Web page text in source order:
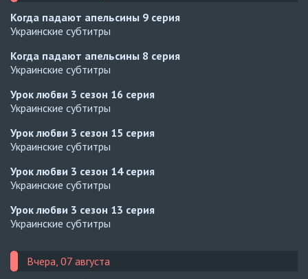
Когда падают апельсины 9 серия
Украинские субтитры
Когда падают апельсины 8 серия
Украинские субтитры
Урок любви 3 сезон 16 серия
Украинские субтитры
Урок любви 3 сезон 15 серия
Украинские субтитры
Урок любви 3 сезон 14 серия
Украинские субтитры
Урок любви 3 сезон 13 серия
Украинские субтитры
Вчера, 07 августа